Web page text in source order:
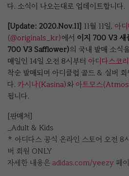
다. 소식이 나오는대로 업데이트합니다.
[Update: 2020.Nov.11] 11월 11일, 아
(@originals_kr)에서 이지 700 V3 새
700 V3 Safflower)의 국내 발매 소식
매일인 14일 오전 8시부터 아디다스코
착순 발매되며 아디클럽 골드 & 실버 회
다. 카시나(Kasina)와 아트모스
됩니다.
[판매처]
_Adult & Kids
* 아디다스 공식 온라인 스토어 오전 8
버 회원 ONLY
자세한 내용은 adidas.com/yeezy 페